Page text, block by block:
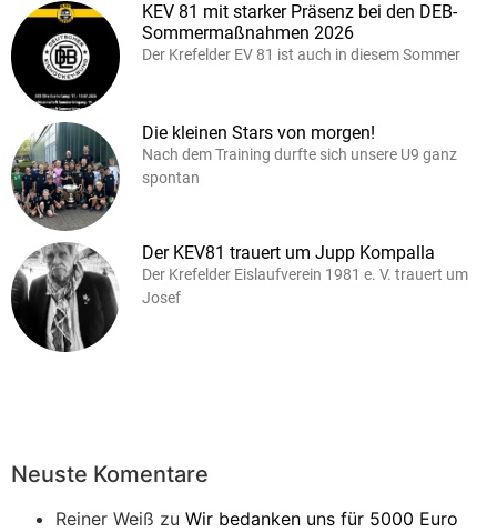
KEV 81 mit starker Präsenz bei den DEB-
Sommermaßnahmen 2026
Der Krefelder EV 81 ist auch in diesem Sommer
Die kleinen Stars von morgen!
Nach dem Training durfte sich unsere U9 ganz
spontan
Der KEV81 trauert um Jupp Kompalla
Der Krefelder Eislaufverein 1981 e. V. trauert um
Josef
Neuste Komentare
Reiner Weiß zu Wir bedanken uns für 5000 Euro